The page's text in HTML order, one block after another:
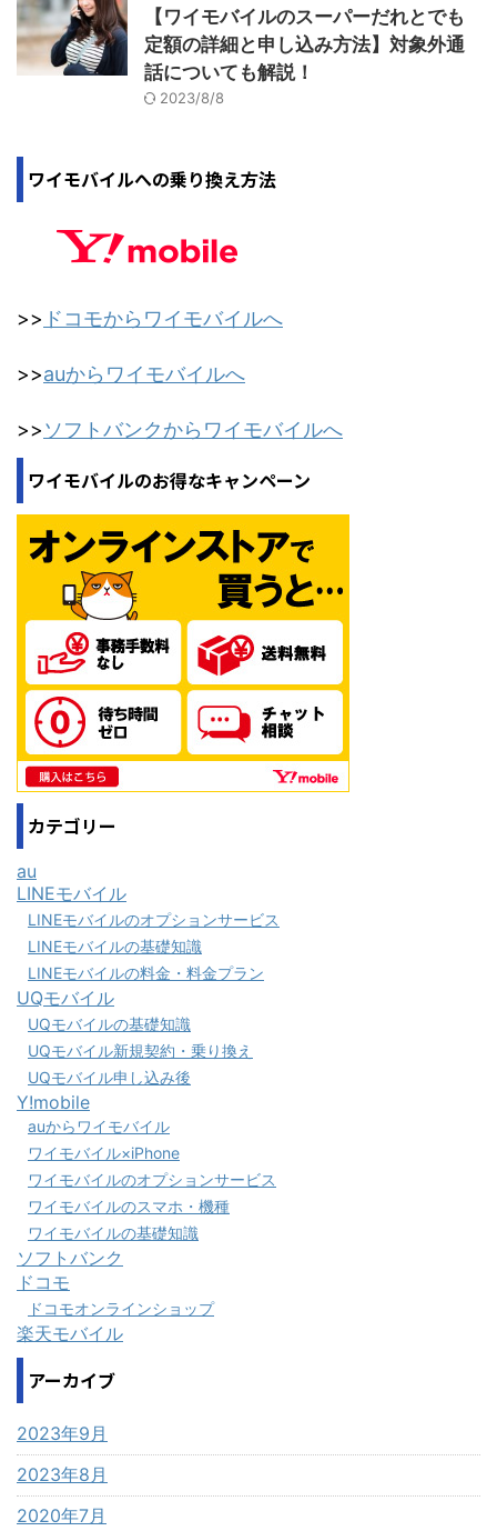
【ワイモバイルのスーパーだれとでも
定額の詳細と申し込み方法】対象外通
話についても解説！
2023/8/8
ワイモバイルへの乗り換え方法
>> ドコモからワイモバイルへ
>>auからワイモバイルへ
>>ソフトバンクからワイモバイルへ
ワイモバイルのお得なキャンペーン
カテゴリー
au
LINEモバイル
LINEモバイルのオプションサービス
LINEモバイルの基礎知識
LINEモバイルの料金・料金プラン
UQモバイル
UQモバイルの基礎知識
UQモバイル新規契約・乗り換え
UQモバイル申し込み後
Y!mobile
auからワイモバイル
ワイモバイル×iPhone
ワイモバイルのオプションサービス
ワイモバイルのスマホ・機種
ワイモバイルの基礎知識
ソフトバンク
ドコモ
ドコモオンラインショップ
楽天モバイル
アーカイブ
2023年9月
2023年8月
2020年7月